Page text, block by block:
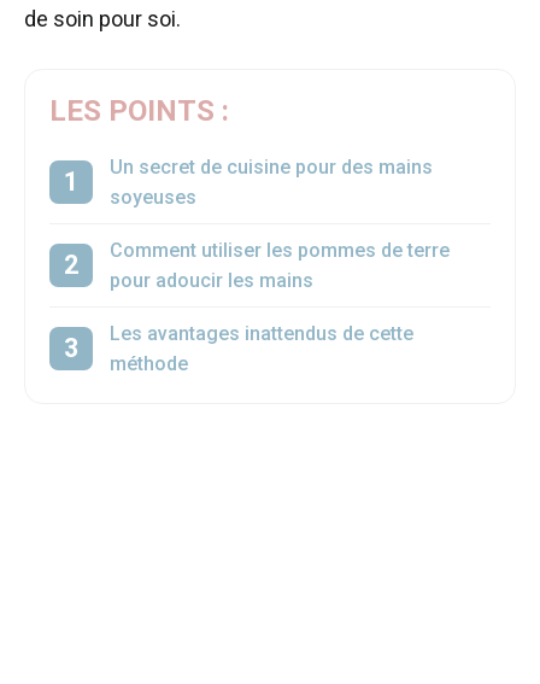
de soin pour soi.
LES POINTS :
Un secret de cuisine pour des mains
soyeuses
Comment utiliser les pommes de terre
pour adoucir les mains
Les avantages inattendus de cette
méthode